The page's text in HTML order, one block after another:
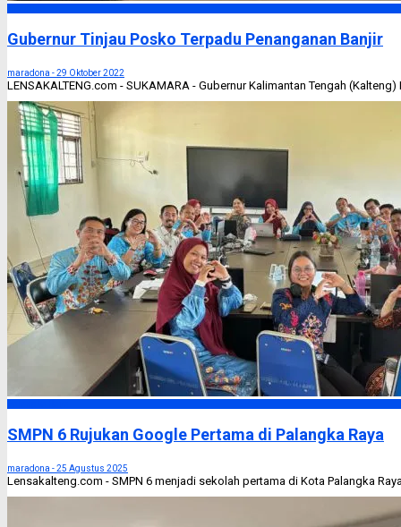
Gubernur Tinjau Posko Terpadu Penanganan Banjir
maradona -29 Oktober 2022
LENSAKALTENG.com - SUKAMARA - Gubernur Kalimantan Tengah
SMPN 6 Rujukan Google Pertama di Palangka Raya
maradona -25 Agustus 2025
Lensakalteng.com - SMPN 6 menjadi sekolah pertama di Kota Palangka